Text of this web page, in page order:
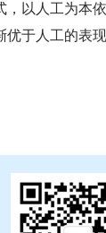
，以人工为本
于人工的表